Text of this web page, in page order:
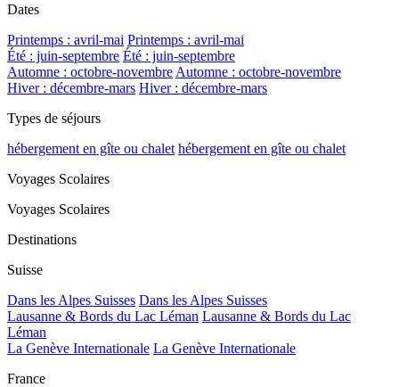
Dates
Printemps : avril-mai Printemps : avril-mai
Été : juin-septembre Été : juin-septembre
Automne : octobre-novembre Automne : octobre-novembre
Hiver : décembre-mars Hiver : décembre-mars
Types de séjours
hébergement en gîte ou chalet hébergement en gîte ou chalet
Voyages Scolaires
Voyages Scolaires
Destinations
Suisse
Dans les Alpes Suisses Dans les Alpes Suisses
Lausanne & Bords du Lac Léman Lausanne & Bords du Lac
Léman
La Genève Internationale La Genève Internationale
France